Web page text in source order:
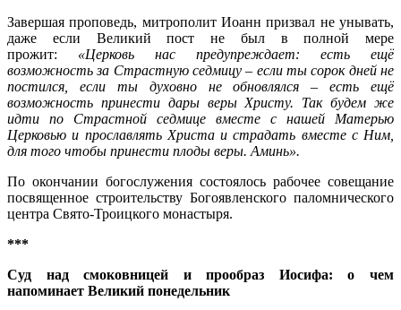
Завершая проповедь, митрополит Иоанн призвал не унывать,
даже если Великий пост не был в полной мере
прожит: «Церковь нас предупреждает: есть ещё
возможность за Страстную седмицу – если ты сорок дней не
постился, если ты духовно не обновлялся – есть ещё
возможность принести дары веры Христу. Так будем же
идти по Страстной седмице вместе с нашей Матерью
Церковью и прославлять Христа и страдать вместе с Ним,
для того чтобы принести плоды веры. Аминь».
По окончании богослужения состоялось рабочее совещание
посвященное строительству Богоявленского паломнического
центра Свято-Троицкого монастыря.
***
Суд над смоковницей и прообраз Иосифа: о чем
напоминает Великий понедельник